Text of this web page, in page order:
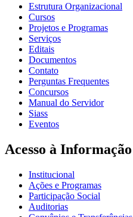
Estrutura Organizacional
Cursos
Projetos e Programas
Serviços
Editais
Documentos
Contato
Perguntas Frequentes
Concursos
Manual do Servidor
Siass
Eventos
Acesso à Informação
Institucional
Ações e Programas
Participação Social
Auditorias